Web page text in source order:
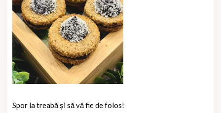
Spor la treabă și să vă fie de folos!